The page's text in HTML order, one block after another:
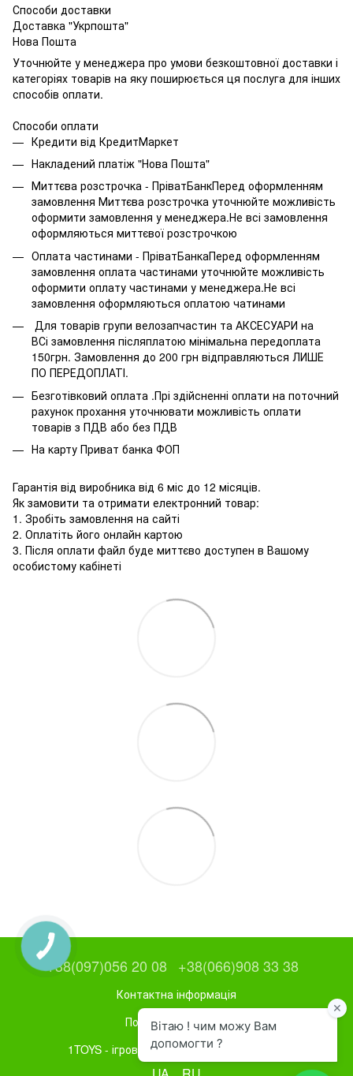
Способи доставки
Доставка "Укрпошта"
Нова Пошта
Уточнюйте у менеджера про умови безкоштовної доставки і
категоріях товарів на яку поширюється ця послуга для інших
способів оплати.
Способи оплати
Кредити від КредитМаркет
Накладений платіж "Нова Пошта"
Миттєва розстрочка - ПріватБанкПеред оформленням
замовлення Миттєва розстрочка уточнюйте можливість
оформити замовлення у менеджера.Не всі замовлення
оформляються миттєвої розстрочкою
Оплата частинами - ПріватБанкаПеред оформленням
замовлення оплата частинами уточнюйте можливість
оформити оплату частинами у менеджера.Не всі
замовлення оформляються оплатою чатинами
Для товарів групи велозапчастин та АКСЕСУАРИ на
ВСі замовлення післяплатою мінімальна передоплата
150грн. Замовлення до 200 грн відправляються ЛИШЕ
ПО ПЕРЕДОПЛАТІ.
Безготівковий оплата .Прі здійсненні оплати на поточний
рахунок прохання уточнювати можливість оплати
товарів з ПДВ або без ПДВ
На карту Приват банка ФОП
Гарантія від виробника від 6 міс до 12 місяців.
Як замовити та отримати електронний товар:
1. Зробіть замовлення на сайті
2. Оплатіть його онлайн картою
3. Після оплати файл буде миттєво доступен в Вашому
особистому кабінеті
+38(097)056 20 08 +38(066)908 33 38
Контактна інформація
Повна версія сайту
1TOYS - ігрове та спортивне обладнання